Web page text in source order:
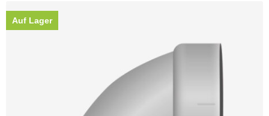
Auf Lager